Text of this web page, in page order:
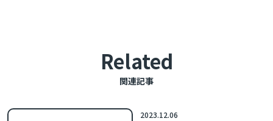
関連記事
Related
2023.12.06